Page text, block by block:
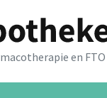
en FTO